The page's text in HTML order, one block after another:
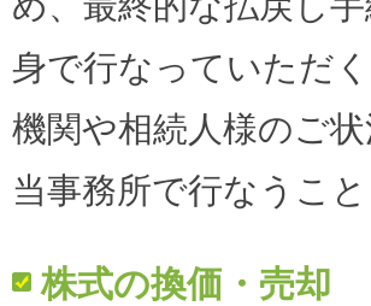
身で行なっていただ
機関や相続人様のご
当事務所で行なうこ
株式の換価・売却